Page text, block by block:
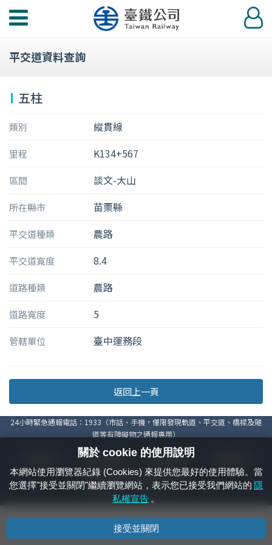
功
選
登
入
平交道資料查詢
五柱
類別 縱貫線
里程 K134+567
區間 談文-大山
所在縣市 苗栗縣
平交道種類 農路
平交道寬度 8.4
道路種類 農路
道路寬度 5
管轄單位 臺中運務段
返回上一頁
24小時緊急通報電話：1933（市話、手機，僅限發現軌道、平交道、橋樑及隧
道等有障礙物之通報專用）
資通安全政策 著作權聲明
國營臺灣鐵路股份有限公司 © 版權所有
本頁產生時間： 2026/08/08 23:51:32
關於 cookie 的使用說明
本網站使用瀏覽器紀錄 (Cookies) 來提供您最好的使用體驗。當
您選擇"接受並關閉"繼續瀏覽網站，表示您已接受我們網站的 隱
私權宣告 。
接受並關閉